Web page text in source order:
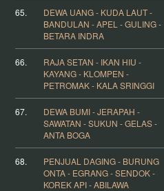
65.
DEWA UANG - KUDA LAUT -
BANDULAN - APEL - GULING -
BETARA INDRA
66.
RAJA SETAN - IKAN HIU -
KAYANG - KLOMPEN -
PETROMAK - KALA SRINGGI
67.
DEWA BUMI - JERAPAH -
SAWATAN - SUKUN - GELAS -
ANTA BOGA
68.
PENJUAL DAGING - BURUNG
ONTA - EGRANG - SENDOK -
KOREK API - ABILAWA